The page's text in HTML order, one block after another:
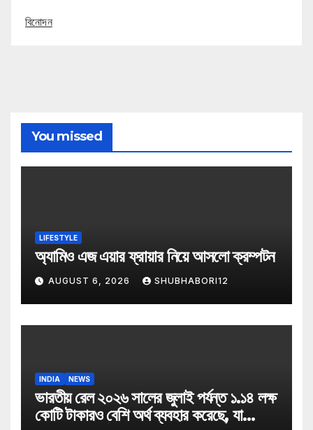
বিনোদন
You missed
LIFESTYLE
অ্যামিও এজ এয়ার ফ্রায়ার নিয়ে আসলো ক্রম্পটন
AUGUST 6, 2026 SHUBHABORI12
INDIA NEWS
ভারতীয় রেল ২০২৬ সালের জুলাই পর্যন্ত ১.১৪ লক্ষ
কোটি টাকারও বেশি অর্থ ব্যবহার করেছে, যা